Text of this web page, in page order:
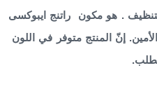
. هو مكون راتنج ايبوكسى
إنّ المنتج متوفر في اللون